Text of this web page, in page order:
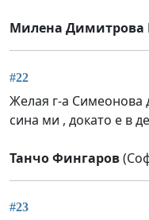
Милена Димитрова
#22
Желая г-а Симеонова
сина ми , докато е в
Танчо Фингаров
#23